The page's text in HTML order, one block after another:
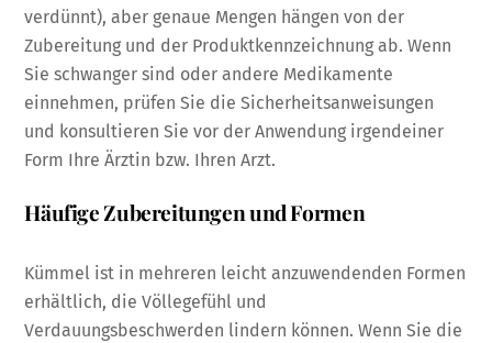
verdünnt), aber genaue Mengen hängen von der
Zubereitung und der Produktkennzeichnung ab. Wenn
Sie schwanger sind oder andere Medikamente
einnehmen, prüfen Sie die Sicherheitsanweisungen
und konsultieren Sie vor der Anwendung irgendeiner
Form Ihre Ärztin bzw. Ihren Arzt.
Häufige Zubereitungen und Formen
Kümmel ist in mehreren leicht anzuwendenden Formen
erhältlich, die Völlegefühl und
Verdauungsbeschwerden lindern können. Wenn Sie die